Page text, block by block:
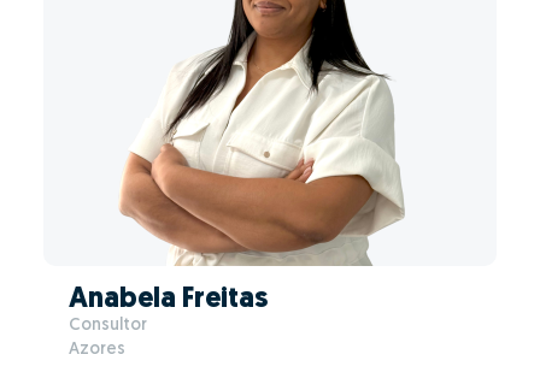
Anabela Freitas
Consultor
Azores